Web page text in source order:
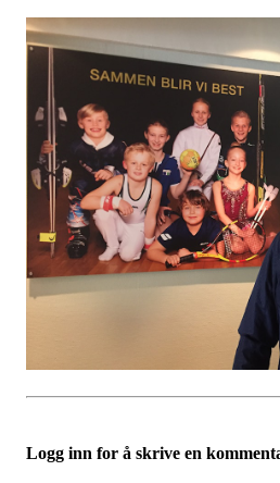
Logg inn for å skrive en